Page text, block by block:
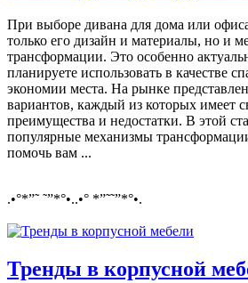
При выборе дивана для дома или
только его дизайн и материалы, но и
трансформации. Это особенно
планируете использовать в качестве
экономии места. На рынке
вариантов, каждый из которых имеет
преимущества и недостатки. В этой
популярные механизмы
помочь вам ...
.•°*”˜ ˜”*°•..•° *”˜˜”*°•.
Тренды в корпусной